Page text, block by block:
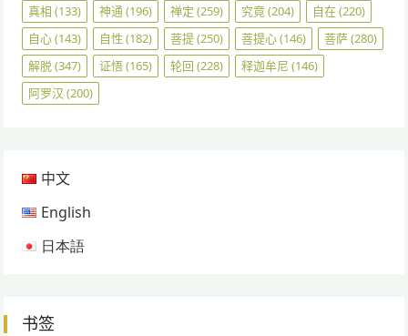
真相 (133) 神通 (196) 禅定 (259) 究竟(204) 自在(220)
自心(143) 自性 (182) 菩提(250) 菩提心(146) 菩萨(280)
解脱(347) 证悟(165) 轮回 (228) 释迦牟尼 (146)
阿罗汉 (200)
中文
English
日本語
书签